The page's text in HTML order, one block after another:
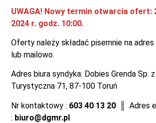
UWAGA! Nowy termin otwarcia ofert:
2024 r. godz. 10:00.
Oferty należy składać pisemnie na
lub mailowo.
Adres biura syndyka: Dobies Grenda Sp. z
Turystyczna 71, 87-100 Toruń
Nr kontaktowy : 603 40 13 20 ║ Adres
: biuro@dgmr.pl